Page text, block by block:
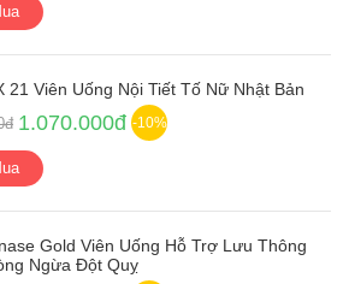
21 Viên Uống Nội Tiết Tố Nữ Nhật Bản
1.070.000đ -10%
Gold Viên Uống Hỗ Trợ Lưu Thông
Ngừa Đột Quỵ